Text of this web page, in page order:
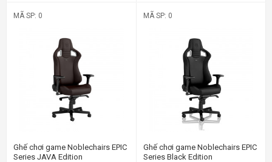
MÃ SP: 0
Ghế chơi game Noblechairs EPIC
Series JAVA Edition
MÃ SP: 0
Ghế chơi game Noblechairs EPIC
Series Black Edition